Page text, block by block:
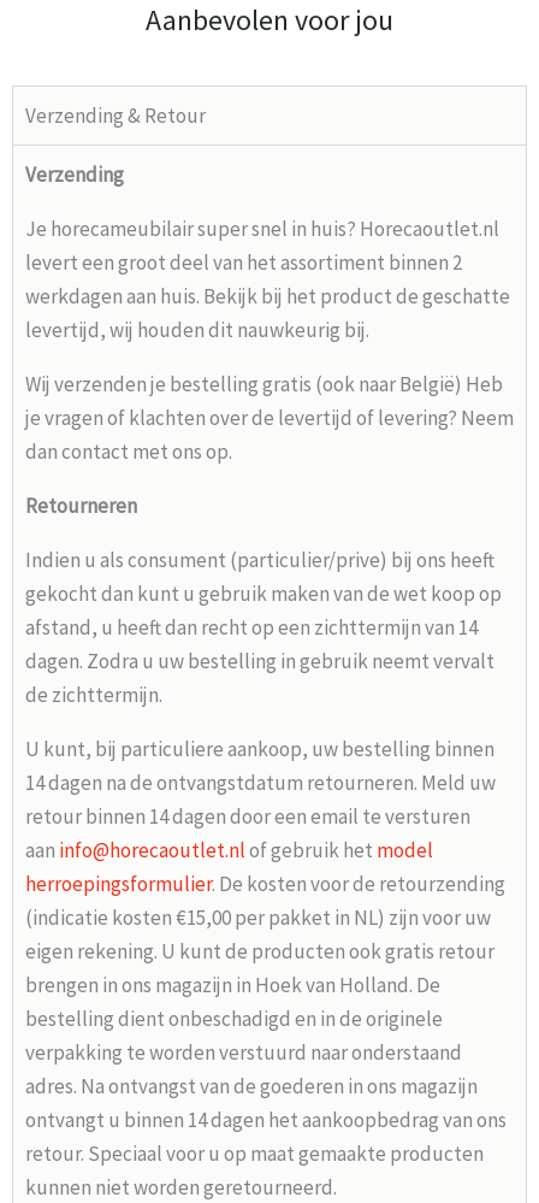
Aanbevolen voor jou
Verzending & Retour
Verzending
Je horecameubilair super snel in huis? Horecaoutlet.nl
levert een groot deel van het assortiment binnen 2
werkdagen aan huis. Bekijk bij het product de geschatte
levertijd, wij houden dit nauwkeurig bij.
Wij verzenden je bestelling gratis (ook naar België) Heb
je vragen of klachten over de levertijd of levering? Neem
dan contact met ons op.
Retourneren
Indien u als consument (particulier/prive) bij ons heeft
gekocht dan kunt u gebruik maken van de wet koop op
afstand, u heeft dan recht op een zichttermijn van 14
dagen. Zodra u uw bestelling in gebruik neemt vervalt
de zichttermijn.
U kunt, bij particuliere aankoop, uw bestelling binnen
14 dagen na de ontvangstdatum retourneren. Meld uw
retour binnen 14 dagen door een email te versturen
aan info@horecaoutlet.nlof gebruik het model
herroepingsformulier. De kosten voor de retourzending
(indicatie kosten €15,00 per pakket in NL) zijn voor uw
eigen rekening. U kunt de producten ook gratis retour
brengen in ons magazijn in Hoek van Holland. De
bestelling dient onbeschadigd en in de originele
verpakking te worden verstuurd naar onderstaand
adres. Na ontvangst van de goederen in ons magazijn
ontvangt u binnen 14 dagen het aankoopbedrag van ons
retour. Speciaal voor u op maat gemaakte producten
kunnen niet worden geretourneerd.